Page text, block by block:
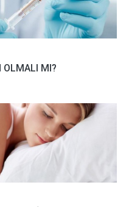
OLMALI MI?